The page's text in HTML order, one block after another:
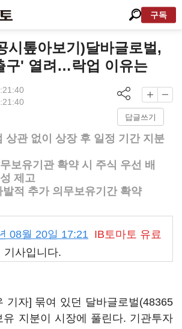
구독
시톺아보기)달바글로벌,
구' 열려…락업 이유는
답글쓰기
상관 없이 상장 후 일정 기간 지분
보유기관 확약 시 주식 우선 배
제고
적 추가 의무보유기간 확약
08월 20일 17:21 IB토마토 유료
기사입니다.
기자] 묶여 있던 달바글로벌(48365
유 지분이 시장에 풀린다. 기관투자